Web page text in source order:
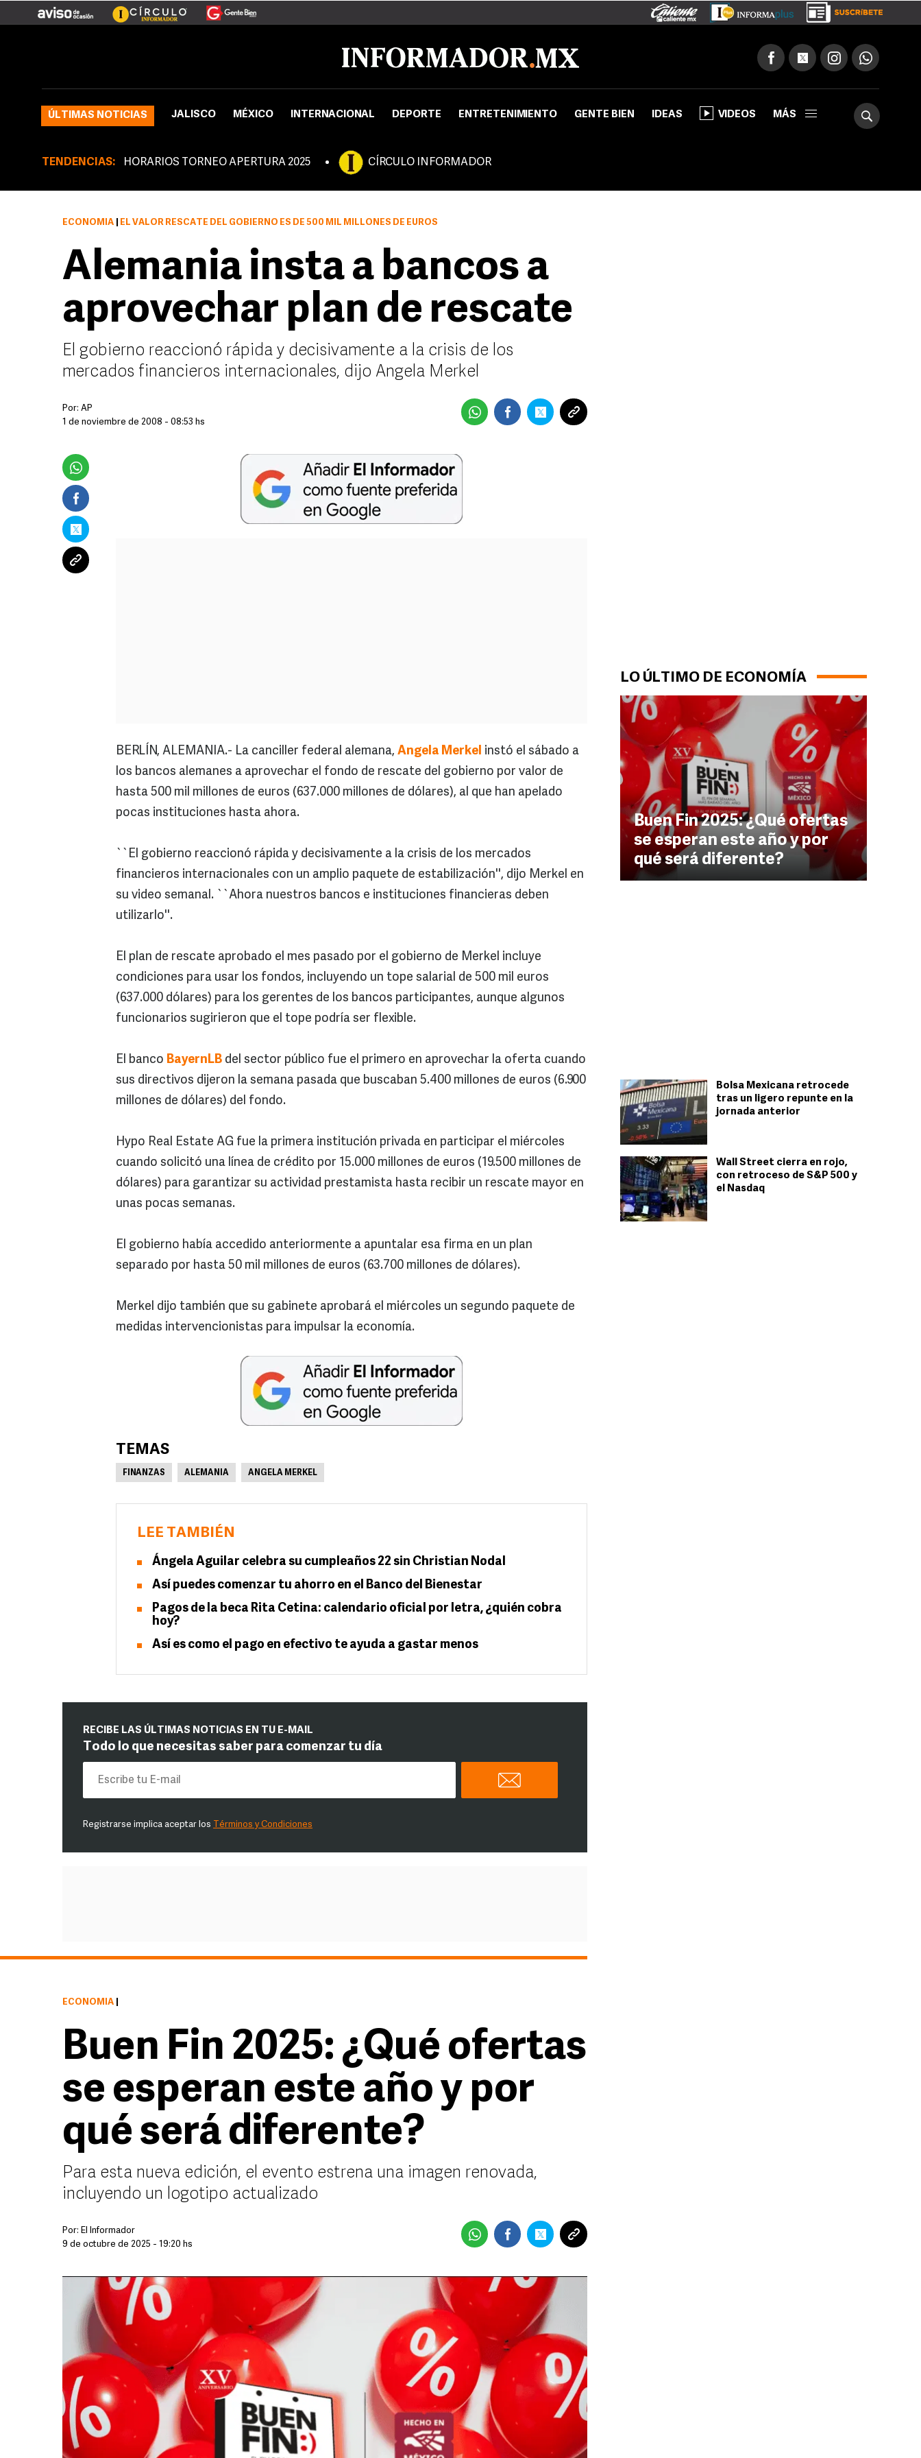
ÚLTIMAS NOTICIAS JALISCO MÉXICO INTERNACIONAL DEPORTE ENTRETENIMIENTO GENTE BIEN IDEAS VIDEOS MÁS
TENDENCIAS: HORARIOS TORNEO APERTURA 2025 CÍRCULO INFORMADOR
LO ÚLTIMO DE ECONOMÍA
Buen Fin 2025: ¿Qué ofertas
se esperan este año y por
qué será diferente?
Bolsa Mexicana retrocede
tras un ligero repunte en la
jornada anterior
Wall Street cierra en rojo,
con retroceso de S&P 500 y
el Nasdaq
ECONOMÍA EL VALOR RESCATE DEL GOBIERNO ES DE 500 MIL MILLONES DE EUROS
Alemania insta a bancos a
aprovechar plan de rescate
El gobierno reaccionó rápida y decisivamente a la crisis de los
mercados financieros internacionales, dijo Angela Merkel
Por: AP
1 de noviembre de 2008 - 08:53 hs
BERLÍN, ALEMANIA.- La canciller federal alemana, Angela Merkel instó el sábado a
los bancos alemanes a aprovechar el fondo de rescate del gobierno por valor de
hasta 500 mil millones de euros (637.000 millones de dólares), al que han apelado
pocas instituciones hasta ahora.
``El gobierno reaccionó rápida y decisivamente a la crisis de los mercados
financieros internacionales con un amplio paquete de estabilización'', dijo Merkel en
su video semanal. ``Ahora nuestros bancos e instituciones financieras deben
utilizarlo''.
El plan de rescate aprobado el mes pasado por el gobierno de Merkel incluye
condiciones para usar los fondos, incluyendo un tope salarial de 500 mil euros
(637.000 dólares) para los gerentes de los bancos participantes, aunque algunos
funcionarios sugirieron que el tope podría ser flexible.
El banco BayernLB del sector público fue el primero en aprovechar la oferta cuando
sus directivos dijeron la semana pasada que buscaban 5.400 millones de euros (6.900
millones de dólares) del fondo.
Hypo Real Estate AG fue la primera institución privada en participar el miércoles
cuando solicitó una línea de crédito por 15.000 millones de euros (19.500 millones de
dólares) para garantizar su actividad prestamista hasta recibir un rescate mayor en
unas pocas semanas.
El gobierno había accedido anteriormente a apuntalar esa firma en un plan
separado por hasta 50 mil millones de euros (63.700 millones de dólares).
Merkel dijo también que su gabinete aprobará el miércoles un segundo paquete de
medidas intervencionistas para impulsar la economía.
TEMAS
FINANZAS ALEMANIA ANGELA MERKEL
LEE TAMBIÉN
Ángela Aguilar celebra su cumpleaños 22 sin Christian Nodal
Así puedes comenzar tu ahorro en el Banco del Bienestar
Pagos de la beca Rita Cetina: calendario oficial por letra, ¿quién cobra
hoy?
Así es como el pago en efectivo te ayuda a gastar menos
RECIBE LAS ÚLTIMAS NOTICIAS EN TU E-MAIL
Todo lo que necesitas saber para comenzar tu día
Registrarse implica aceptar los Términos y Condiciones
ECONOMÍA
Buen Fin 2025: ¿Qué ofertas
se esperan este año y por
qué será diferente?
Para esta nueva edición, el evento estrena una imagen renovada,
incluyendo un logotipo actualizado
Por: El Informador
9 de octubre de 2025 - 19:20 hs